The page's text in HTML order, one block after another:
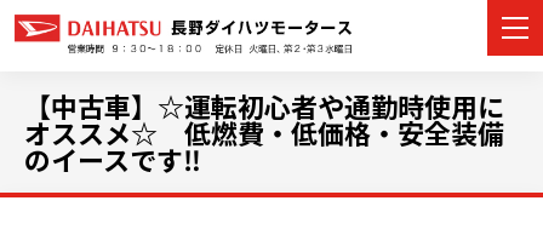
カーラインナップ
【中古車】☆運転初心者や通勤時使用に
オススメ☆ 低燃費・低価格・安全装備
のイースです‼